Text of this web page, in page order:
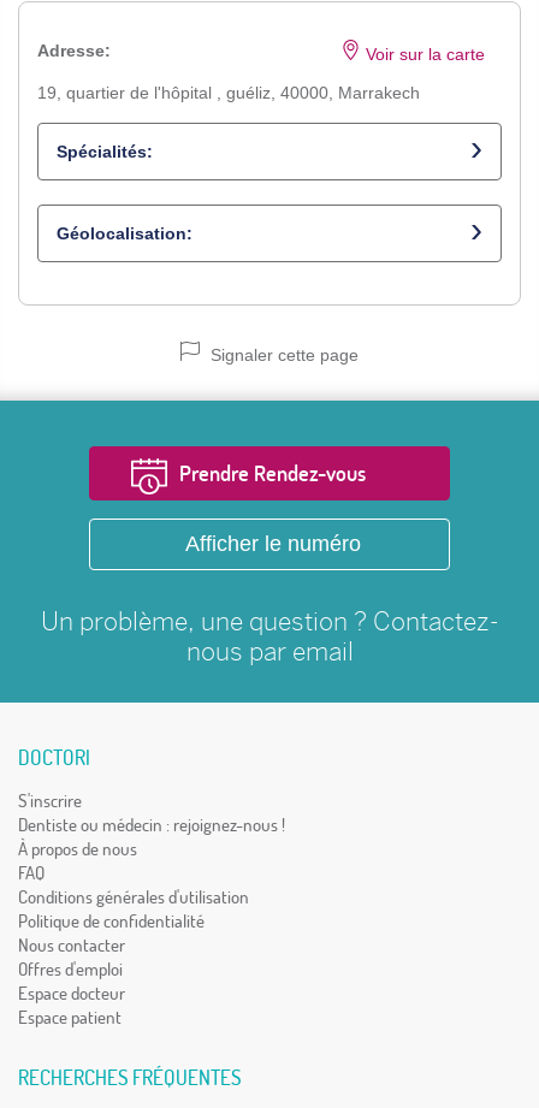
Adresse:
19, quartier de l'hôpital , guéliz, 40000, Marrakech
Voir sur la carte
Spécialités:
Radiologue
Géolocalisation:
Signaler cette page
Prendre Rendez-vous
Afficher le numéro
Un problème, une question ? Contactez-
nous par email
DOCTORI
S'inscrire
Dentiste ou médecin : rejoignez-nous !
À propos de nous
FAQ
Conditions générales d'utilisation
Politique de confidentialité
Nous contacter
Offres d'emploi
Espace docteur
Espace patient
RECHERCHES FRÉQUENTES